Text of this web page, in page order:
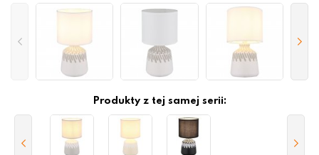
Produkty z tej samej serii: